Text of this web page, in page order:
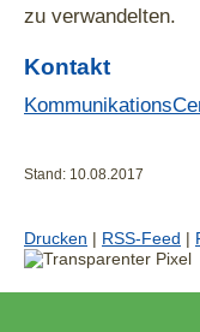
zu verwandelten.
Kontakt
Stand: 10.08.2017
Drucken | RSS-Feed |